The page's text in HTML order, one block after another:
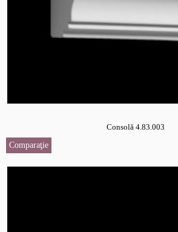
Consolă 4.83.003
Comparaţie